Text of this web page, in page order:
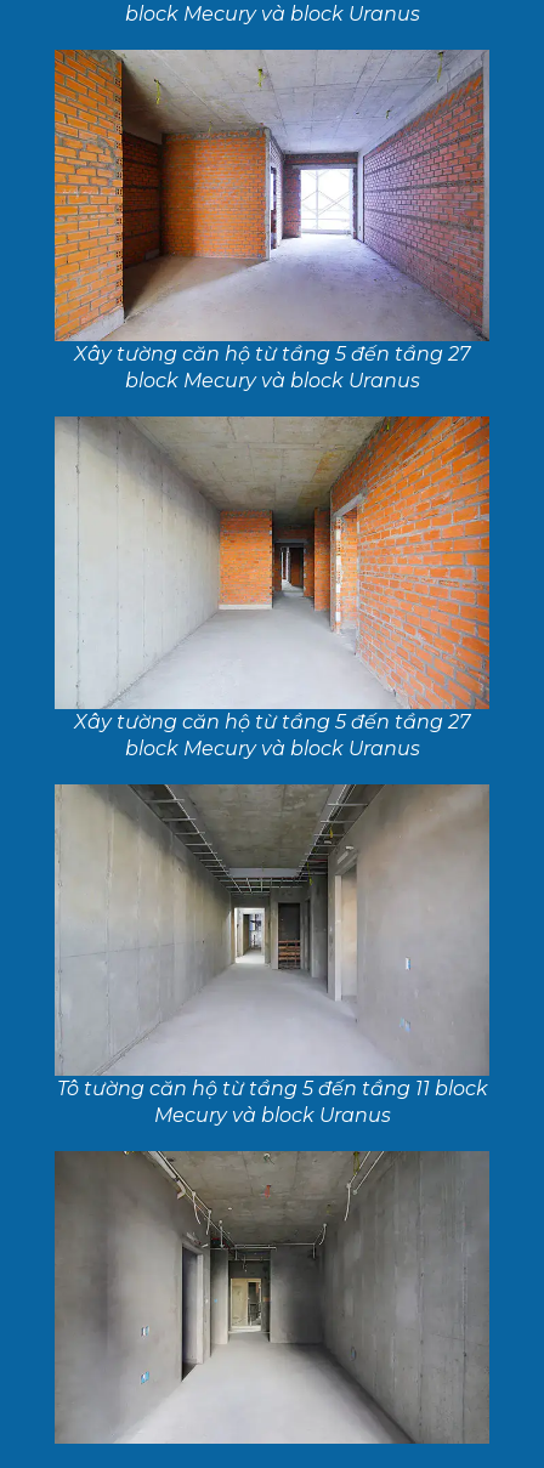
block Mecury và block Uranus
Xây tường căn hộ từ tầng 5 đến tầng 27
block Mecury và block Uranus
Xây tường căn hộ từ tầng 5 đến tầng 27
block Mecury và block Uranus
Tô tường căn hộ từ tầng 5 đến tầng 11 block
Mecury và block Uranus